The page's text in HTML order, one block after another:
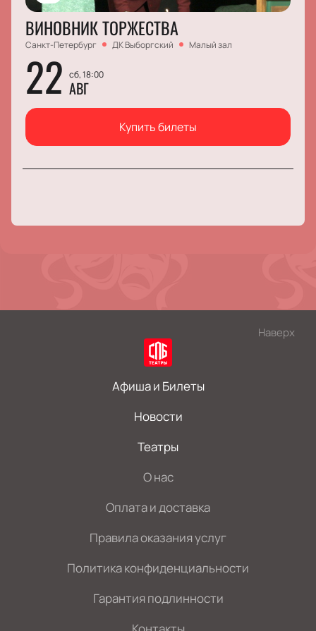
ВИНОВНИК ТОРЖЕСТВА
Санкт-Петербург ДК Выборгский Малый зал
22 сб, 18:00
АВГ
Купить билеты
Наверх
Афиша и Билеты
Новости
Театры
О нас
Оплата и доставка
Правила оказания услуг
Политика конфиденциальности
Гарантия подлинности